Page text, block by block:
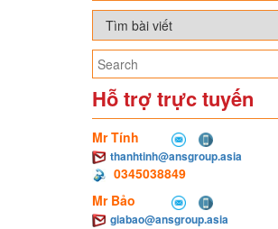
Hỗ trợ trực tuyến
Mr Tính
thanhtinh@ansgroup.asia
0345038849
Mr Bảo
giabao@ansgroup.asia